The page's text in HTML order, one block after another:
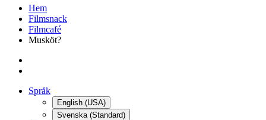
Hem
Filmsnack
Filmcafé
Musköt?
Språk
English (USA)
Svenska (Standard)